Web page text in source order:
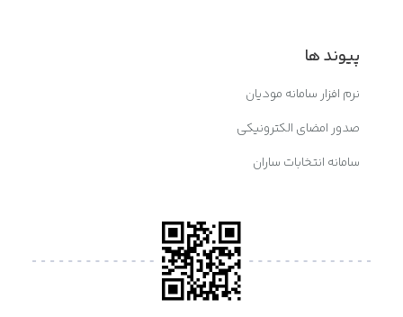
پیوند ها
نرم افزار سامانه مودیان
صدور امضای الکترونیکی
سامانه انتخابات ساران